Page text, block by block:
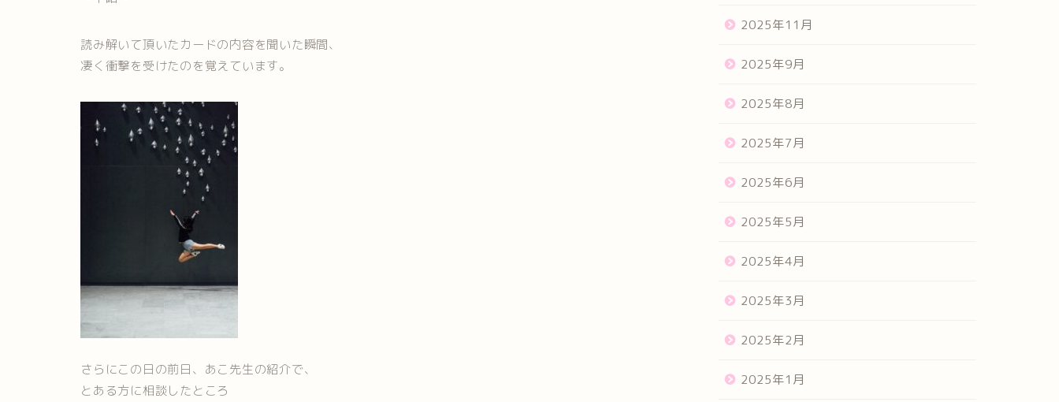
読み解いて頂いたカードの内容を聞いた瞬間、
凄く衝撃を受けたのを覚えています。
さらにこの日の前日、あこ先生の紹介で、
とある方に相談したところ
2025年11月
2025年9月
2025年8月
2025年7月
2025年6月
2025年5月
2025年4月
2025年3月
2025年2月
2025年1月